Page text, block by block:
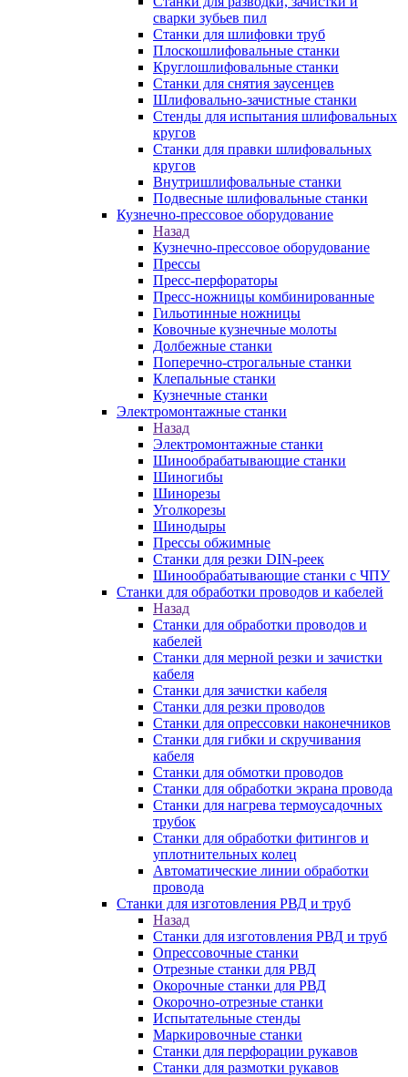
сварки зубьев пил
Станки для шлифовки труб
Плоскошлифовальные станки
Круглошлифовальные станки
Станки для снятия заусенцев
Шлифовально-зачистные станки
Стенды для испытания шлифовальных
кругов
Станки для правки шлифовальных
кругов
Внутришлифовальные станки
Подвесные шлифовальные станки
Кузнечно-прессовое оборудование
Назад
Кузнечно-прессовое оборудование
Прессы
Пресс-перфораторы
Пресс-ножницы комбинированные
Гильотинные ножницы
Ковочные кузнечные молоты
Долбежные станки
Поперечно-строгальные станки
Клепальные станки
Кузнечные станки
Электромонтажные станки
Назад
Электромонтажные станки
Шинообрабатывающие станки
Шиногибы
Шинорезы
Уголкорезы
Шинодыры
Прессы обжимные
Станки для резки DIN-реек
Шинообрабатывающие станки с ЧПУ
Станки для обработки проводов и кабелей
Назад
Станки для обработки проводов и
кабелей
Станки для мерной резки и зачистки
кабеля
Станки для зачистки кабеля
Станки для резки проводов
Станки для опрессовки наконечников
Станки для гибки и скручивания
кабеля
Станки для обмотки проводов
Станки для обработки экрана провода
Станки для нагрева термоусадочных
трубок
Станки для обработки фитингов и
уплотнительных колец
Автоматические линии обработки
провода
Станки для изготовления РВД и труб
Назад
Станки для изготовления РВД и труб
Опрессовочные станки
Отрезные станки для РВД
Окорочные станки для РВД
Окорочно-отрезные станки
Испытательные стенды
Маркировочные станки
Станки для перфорации рукавов
Станки для размотки рукавов